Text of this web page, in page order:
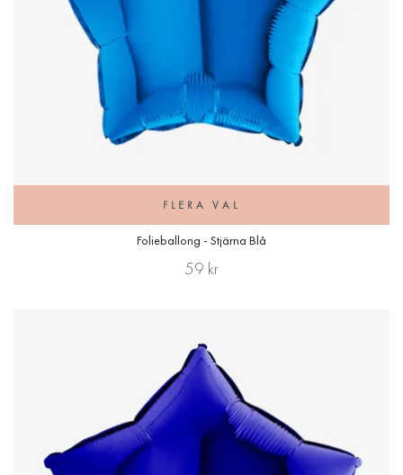
FLERA VAL
Folieballong - Stjärna Blå
59 kr